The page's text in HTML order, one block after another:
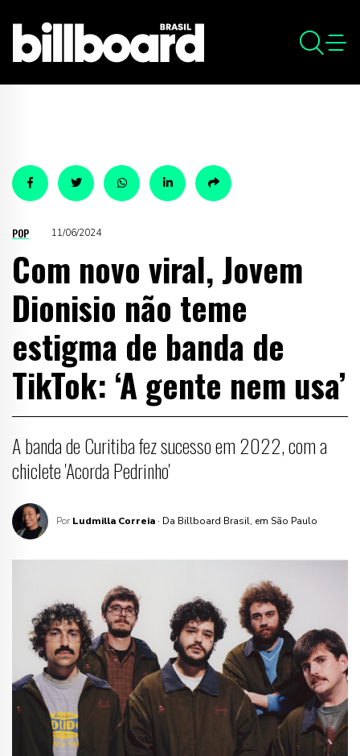
POP 11/06/2024
Com novo viral, Jovem
Dionisio não teme
estigma de banda de
TikTok: ‘A gente nem usa’
A banda de Curitiba fez sucesso em 2022, com a
chiclete 'Acorda Pedrinho'
Por Ludmilla Correia · Da Billboard Brasil, em São Paulo